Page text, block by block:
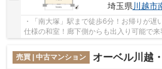
埼玉県 川越市
・「南大塚」駅まで徒歩6分！お帰りが
仕様の和室！廊下側からも出入り可能で来
できます♪ ・ご家族と会話が弾む対面キッ
売買 | 中古マンション
オーベル川越